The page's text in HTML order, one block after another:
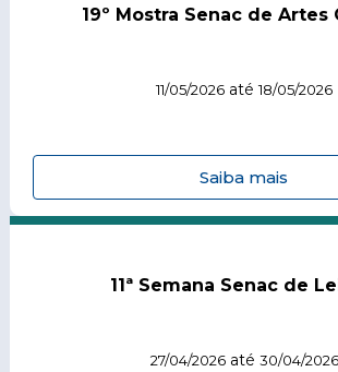
19º Mostra Senac de Artes
11/05/2026 até18/05/2026
Saiba mais
11ª Semana Senac de
27/04/2026até 30/04/2026